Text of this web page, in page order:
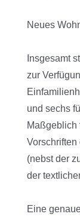
Neues
Insgesamt
zur
und sechs
Maßgeblich
(nebst der
der
Eine